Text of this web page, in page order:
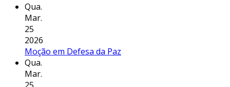
Qua.
Mar.
25
2026
Moção em Defesa da Paz
Qua.
Mar.
25